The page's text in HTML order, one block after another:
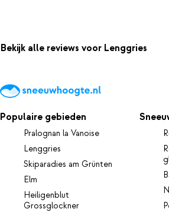
Bekijk alle reviews voor Lenggries
Populaire gebieden
Pralognan la Vanoise
Lenggries
Skiparadies am Grünten
Elm
Heiligenblut
Grossglockner